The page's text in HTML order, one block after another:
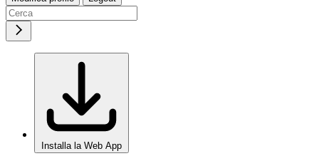
Installa la Web App